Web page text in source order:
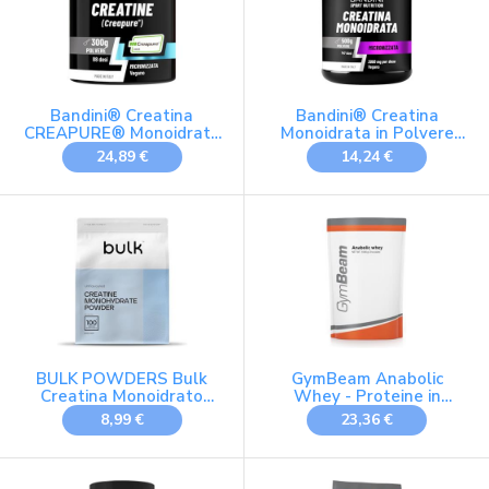
Bandini® Creatina
CREAPURE® Monoidrata
in Polvere Pura - Include
Dosatore
24,89 €
Bandini® Creatina
Monoidrata in Polvere
500g Pura al 100% - Con
dosatore
14,24 €
BULK POWDERS Bulk
Creatina Monoidrato
Polvere 250 g | 73
porzioni | Creatina
Ideale per fitness,
8,99 €
GymBeam Anabolic
Whey - Proteine in
Polvere
Multicomponente con
e Peptidi di Glutammina,
23,36 €